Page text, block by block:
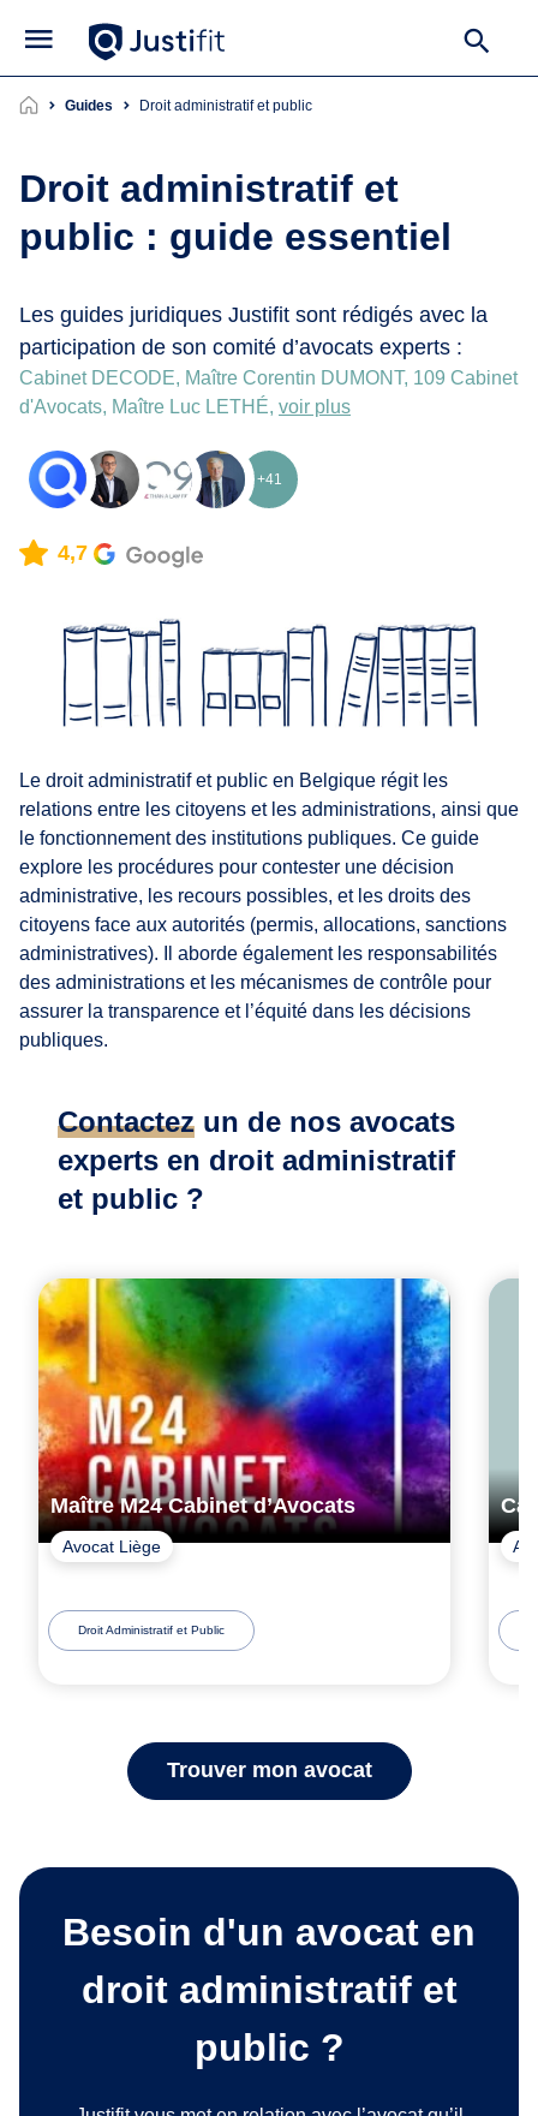
Guides droit administratif et public
Droit administratif et
public : guide essentiel
Les guides juridiques Justifit sont rédigés avec la
participation de son comité d’avocats experts :
Cabinet DECODE, Maître Corentin DUMONT, 109 Cabinet
d'Avocats, Maître Luc LETHÉ, voir plus
+41
4,7
Le droit administratif et public en Belgique régit les
relations entre les citoyens et les administrations, ainsi que
le fonctionnement des institutions publiques. Ce guide
explore les procédures pour contester une décision
administrative, les recours possibles, et les droits des
citoyens face aux autorités (permis, allocations, sanctions
administratives). Il aborde également les responsabilités
des administrations et les mécanismes de contrôle pour
assurer la transparence et l’équité dans les décisions
publiques.
Contactez un de nos avocats
experts en droit administratif
et public ?
Maître M24 Cabinet d’Avocats
Avocat Liège
Droit Administratif et Public
Trouver mon avocat
Besoin d'un avocat en
droit administratif et
public ?